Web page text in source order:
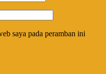
saya pada peramban ini